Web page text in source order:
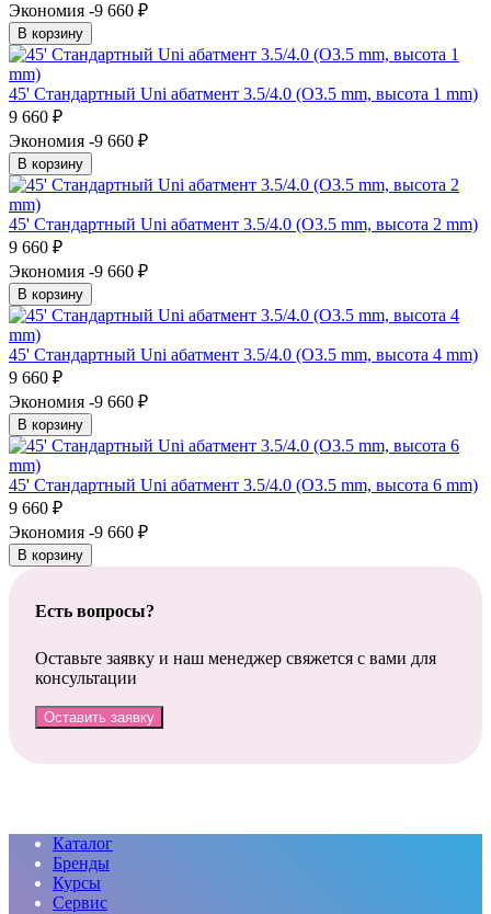
Экономия -9 660 ₽
В корзину
45' Стандартный Uni абатмент 3.5/4.0 (O3.5 mm, высота 1 mm)
9 660 ₽
Экономия -9 660 ₽
В корзину
45' Стандартный Uni абатмент 3.5/4.0 (O3.5 mm, высота 2 mm)
9 660 ₽
Экономия -9 660 ₽
В корзину
45' Стандартный Uni абатмент 3.5/4.0 (O3.5 mm, высота 4 mm)
9 660 ₽
Экономия -9 660 ₽
В корзину
45' Стандартный Uni абатмент 3.5/4.0 (O3.5 mm, высота 6 mm)
9 660 ₽
Экономия -9 660 ₽
В корзину
Есть вопросы?
Оставьте заявку и наш менеджер свяжется с вами для
консультации
Оставить заявку
Каталог
Бренды
Курсы
Сервис